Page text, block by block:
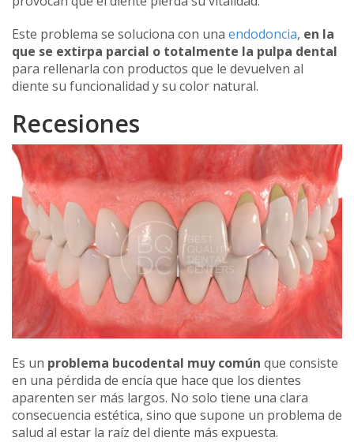
Este problema se soluciona con una endodoncia, en la
que se extirpa parcial o totalmente la pulpa dental
para rellenarla con productos que le devuelven al
diente su funcionalidad y su color natural.
Recesiones
Es un problema bucodental muy común que consiste
en una pérdida de encía que hace que los dientes
aparenten ser más largos. No solo tiene una clara
consecuencia estética, sino que supone un problema de
salud al estar la raíz del diente más expuesta.